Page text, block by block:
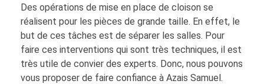
Des opérations de mise en place de cloison se
réalisent pour les pièces de grande taille. En effet, le
but de ces tâches est de séparer les salles. Pour
faire ces interventions qui sont très techniques, il est
très utile de convier des experts. Donc, nous pouvons
vous proposer de faire confiance à Azais Samuel.